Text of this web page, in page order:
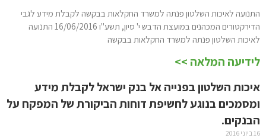
התנועה לאיכות השלטון פנתה למשרד החקלאות בבקשה לקבלת מידע לגבי
הדירקטורים המכהנים במועצת הדבש י' סיון, תשע"ו 16/06/2016 התנועה
לאיכות השלטון פנתה למשרד החקלאות בבקשה
לידיעה המלאה >>
איכות השלטון בפנייה אל בנק ישראל לקבלת מידע
ומסמכים בנוגע לחשיפת דוחות הביקורת של המפקח על
הבנקים.
16 ביוני 2016